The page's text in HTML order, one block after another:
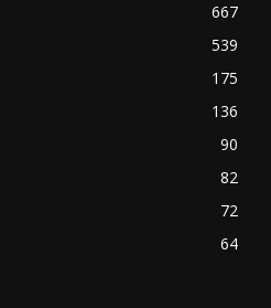
667
539
175
136
90
82
72
64